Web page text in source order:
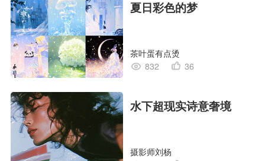
夏日彩色的梦
茶叶蛋有点烫
832
36
水下超现实诗意奢境
摄影师刘杨